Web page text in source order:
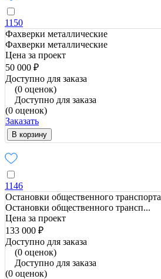
1150
Фахверки металлические
Фахверки металлические
Цена за проект
50 000 ₽
Доступно для заказа
(0 оценок)
Доступно для заказа
(0 оценок)
Заказать
В корзину
1146
Остановки общественного транспорта
Остановки общественного трансп...
Цена за проект
133 000 ₽
Доступно для заказа
(0 оценок)
Доступно для заказа
(0 оценок)